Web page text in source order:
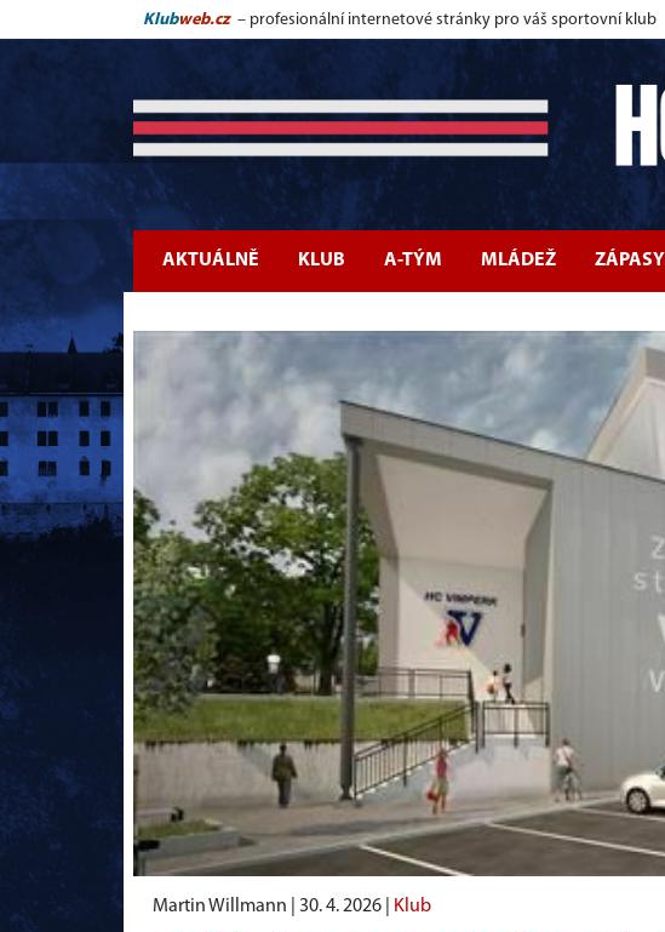
Klubweb.cz – profesionální internetové stránky pro váš sportovní klub
AKTUÁLNĚ KLUB A-TÝM MLÁDEŽ ZÁPASY
Martin Willmann | 30. 4. 2026 Klub